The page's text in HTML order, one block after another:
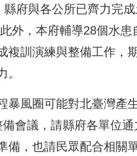
府與各公所已齊力完
外，本府輔導28個水患
複訓演練與整備工作，
暴風圈可能對北臺灣產
會議，請縣府各單位
備，也請民眾配合相關